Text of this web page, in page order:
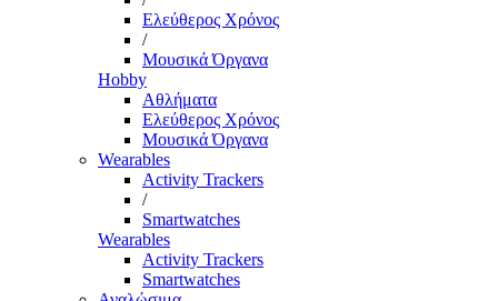
Ελεύθερος Χρόνος
/
Μουσικά Όργανα
Hobby
Αθλήματα
Ελεύθερος Χρόνος
Μουσικά Όργανα
Wearables
Activity Trackers
/
Smartwatches
Wearables
Activity Trackers
Smartwatches